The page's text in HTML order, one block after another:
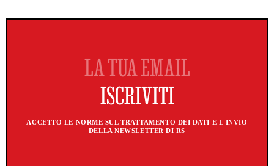
ACCETTO LE NORME SUL TRATTAMENTO DEI DATI E L'INVIO
DELLA NEWSLETTER DI RS